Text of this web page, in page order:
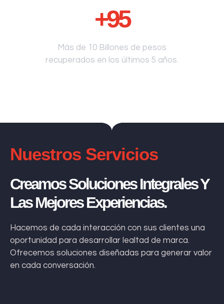
+95
Más de 10 Billones de pesos
recuperados en los últimos 5 años.
Nuestros Servicios
Creamos Soluciones Integrales Y
Las Mejores Experiencias.
Hacemos de cada interacción con sus clientes una
oportunidad para desarrollar lealtad de marca.
Ofrecemos soluciones diseñadas para generar valor
en cada conversación.